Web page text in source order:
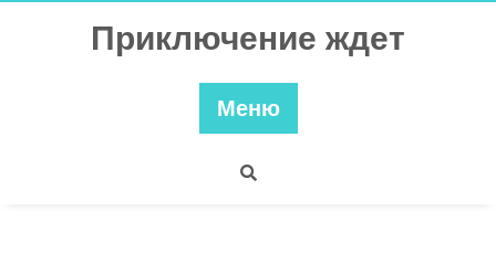
Приключение ждет
Меню